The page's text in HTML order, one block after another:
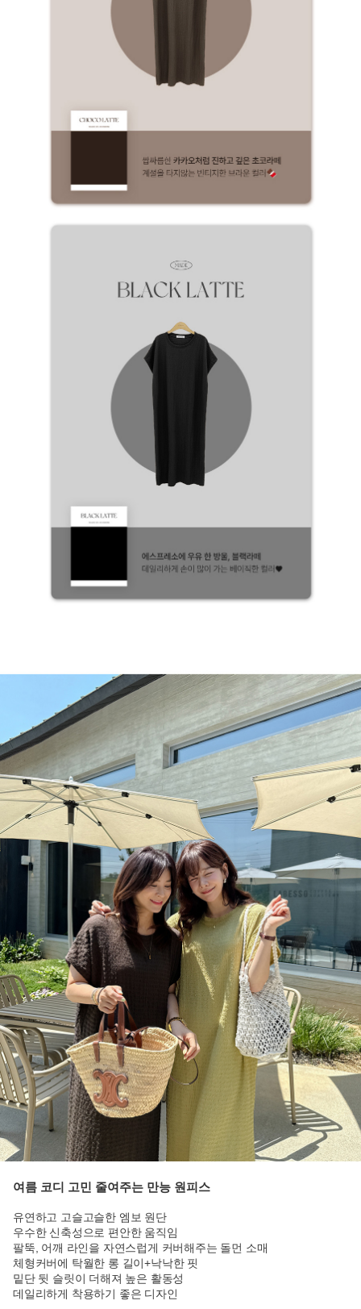
여름 코디 고민 줄여주는 만능 원피스
유연하고 고슬고슬한 엠보 원단
우수한 신축성으로 편안한 움직임
팔뚝, 어깨 라인을 자연스럽게 커버해주는 돌먼 소매
체형커버에 탁월한 롱 길이+낙낙한 핏
밑단 뒷 슬릿이 더해져 높은 활동성
데일리하게 착용하기 좋은 디자인